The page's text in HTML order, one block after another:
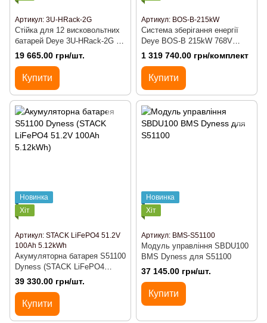
Артикул: 3U-HRack-2G
Стійка для 12 висковольтних
батарей Deye 3U-HRack-2G 13
floors
19 665.00 грн/шт.
Купити
Артикул: BOS-B-215kW
Система зберігання енергії
Deye BOS-B 215kW 768V
280Ah LiFePO4 BOS-B-PDU-2
1 319 740.00 грн/комплект
Купити
Новинка
Хіт
Артикул: STACK LiFePO4 51.2V
100Ah 5.12kWh
Акумуляторна батарея S51100
Dyness (STACK LiFePO4
51.2V 100Ah 5.12kWh)
39 330.00 грн/шт.
Купити
Новинка
Хіт
Артикул: BMS-S51100
Модуль управління SBDU100
BMS Dyness для S51100
37 145.00 грн/шт.
Купити